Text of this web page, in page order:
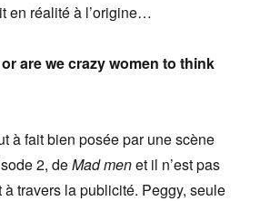
en réalité à l’origine…
are we crazy women to think
à fait bien posée par une scène
2, deMad menet il n’est pas
travers la publicité. Peggy, seule